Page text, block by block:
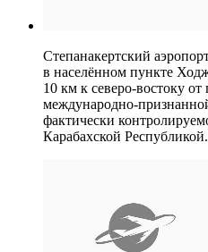
Степанакертский
в населённом пункте
10 км к северо-востоку от
международно-
фактически
Карабахской Республикой.